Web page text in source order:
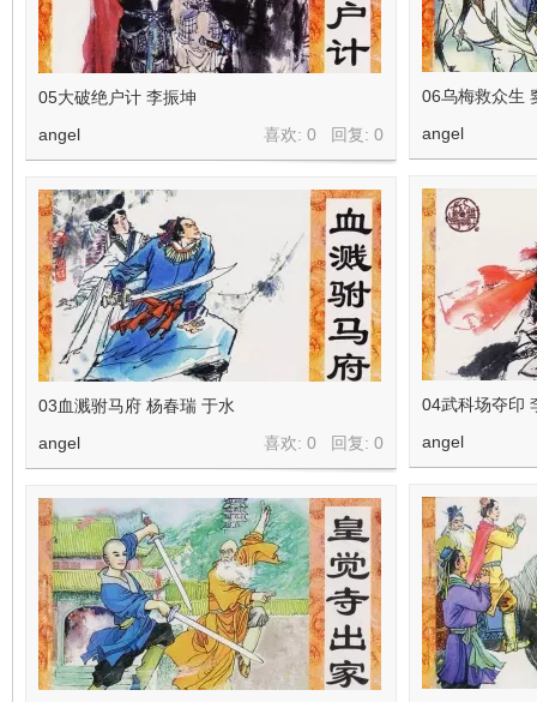
06乌梅救众生
angel
05大破绝户计 李振坤
喜欢: 0 回复: 0
angel
04武科场夺印
angel
03血溅驸马府 杨春瑞 于水
喜欢: 0 回复: 0
angel